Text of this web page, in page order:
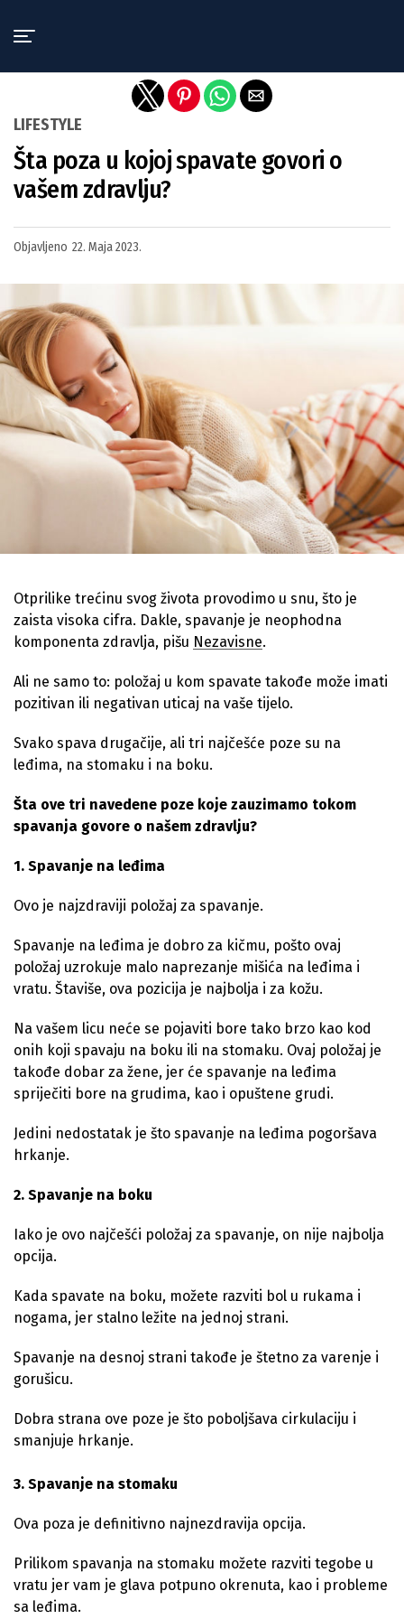
LIFESTYLE
Šta poza u kojoj spavate govori o
vašem zdravlju?
Objavljeno 22. Maja 2023.
Otprilike trećinu svog života provodimo u snu, što je
zaista visoka cifra. Dakle, spavanje je neophodna
komponenta zdravlja, pišu Nezavisne.
Ali ne samo to: položaj u kom spavate takođe može imati
pozitivan ili negativan uticaj na vaše tijelo.
Svako spava drugačije, ali tri najčešće poze su na
leđima, na stomaku i na boku.
Šta ove tri navedene poze koje zauzimamo tokom
spavanja govore o našem zdravlju?
1. Spavanje na leđima
Ovo je najzdraviji položaj za spavanje.
Spavanje na leđima je dobro za kičmu, pošto ovaj
položaj uzrokuje malo naprezanje mišića na leđima i
vratu. Štaviše, ova pozicija je najbolja i za kožu.
Na vašem licu neće se pojaviti bore tako brzo kao kod
onih koji spavaju na boku ili na stomaku. Ovaj položaj je
takođe dobar za žene, jer će spavanje na leđima
spriječiti bore na grudima, kao i opuštene grudi.
Jedini nedostatak je što spavanje na leđima pogoršava
hrkanje.
2. Spavanje na boku
Iako je ovo najčešći položaj za spavanje, on nije najbolja
opcija.
Kada spavate na boku, možete razviti bol u rukama i
nogama, jer stalno ležite na jednoj strani.
Spavanje na desnoj strani takođe je štetno za varenje i
gorušicu.
Dobra strana ove poze je što poboljšava cirkulaciju i
smanjuje hrkanje.
3. Spavanje na stomaku
Ova poza je definitivno najnezdravija opcija.
Prilikom spavanja na stomaku možete razviti tegobe u
vratu jer vam je glava potpuno okrenuta, kao i probleme
sa leđima.